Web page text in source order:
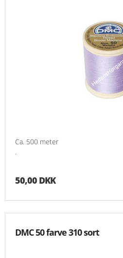
VILKÅR
ENGELSK
Ca. 500 meter
.
50,00 DKK
DMC 50 farve 310 sort